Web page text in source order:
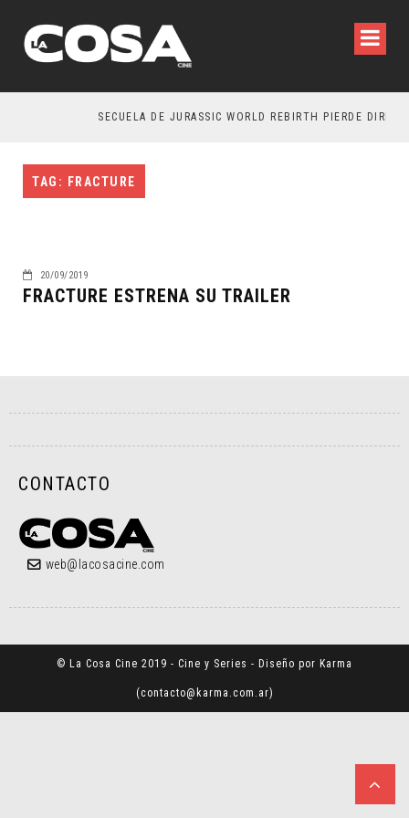
SECUELA DE JURASSIC WORLD REBIRTH PIERDE
TAG: FRACTURE
20/09/2019
FRACTURE ESTRENA SU TRAILER
CONTACTO
web@lacosacine.com
© La Cosa Cine 2019 - Cine y Series - Diseño por Karma
(contacto@karma.com.ar)